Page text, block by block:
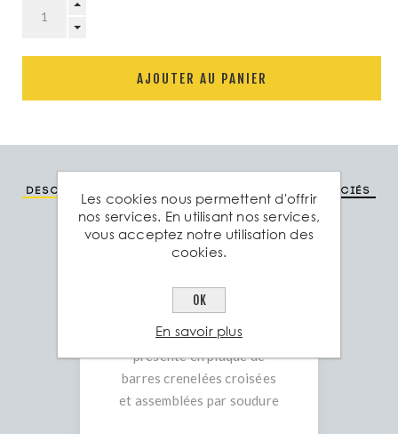
AJOUTER AU PANIER
Description Produits associés
Le treillis soudé d’Aciers
béton) est une armature en
acier de construction pour
le béton armé qui se
présente en plaque de
barres crenelées croisées
et assemblées par soudure
Les cookies nous permettent d'offrir
nos services. En utilisant nos services,
vous acceptez notre utilisation des
cookies.
OK
En savoir plus